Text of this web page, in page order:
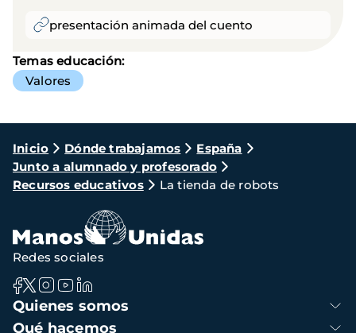
presentación animada del cuento
Temas educación:
Valores
Ruta
de
navegación
Inicio Dónde trabajamos
España
Junto a alumnado y profesorado
Recursos educativos
La tienda de robots
Navegación
principal
Quienes somos
Qué hacemos
Redes sociales